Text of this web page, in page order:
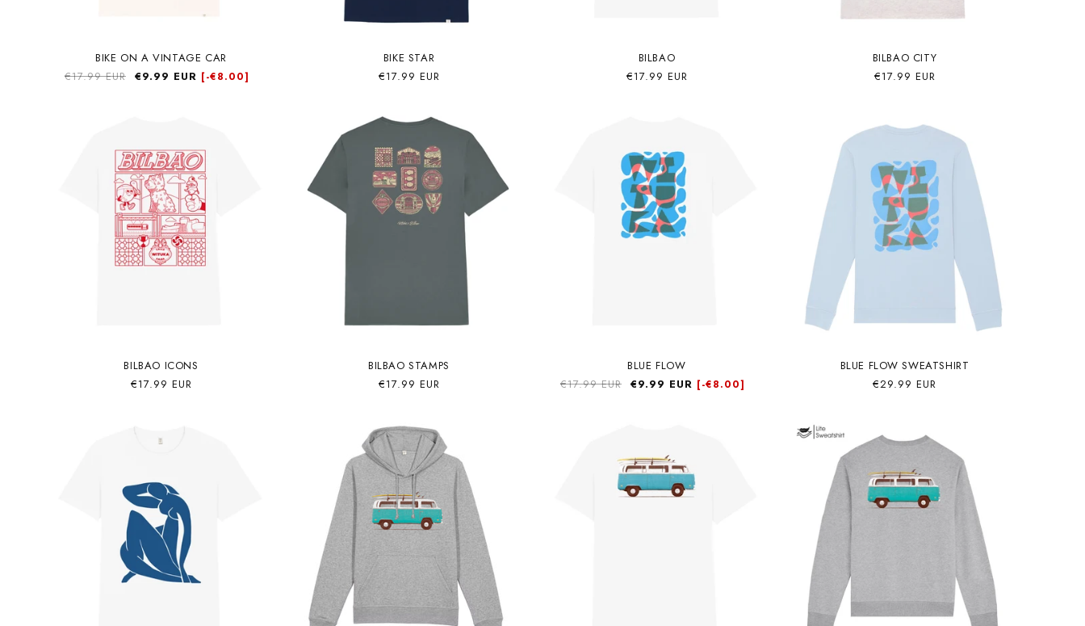
BIKE ON A VINTAGE CAR
Precio
€17.99 EUR Precio
€9.99 EUR [-€8.00]
BIKE STAR
Precio
€17.99 EUR
BILBAO
Precio
€17.99 EUR
BILBAO CITY
Precio
€17.99 EUR
BILBAO ICONS
Precio
€17.99 EUR
BILBAO STAMPS
Precio
€17.99 EUR
BLUE FLOW
Precio
€17.99 EUR Precio
€9.99 EUR [-€8.00]
BLUE FLOW SWEATSHIRT
Precio
€29.99 EUR